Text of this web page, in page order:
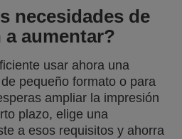
necesidades de
aumentar?
usar ahora una
pequeño formato o para
ampliar la impresión
plazo, elige una
a esos requisitos y ahorra